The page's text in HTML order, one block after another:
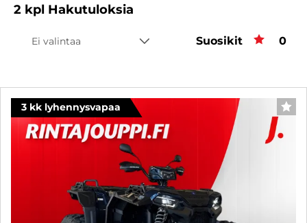
2 kpl Hakutuloksia
Ei valintaa Suosikit 0
3 kk lyhennysvapaa